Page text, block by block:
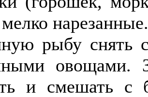
нарезанные.
рыбу снять
овощами.
и смешать с